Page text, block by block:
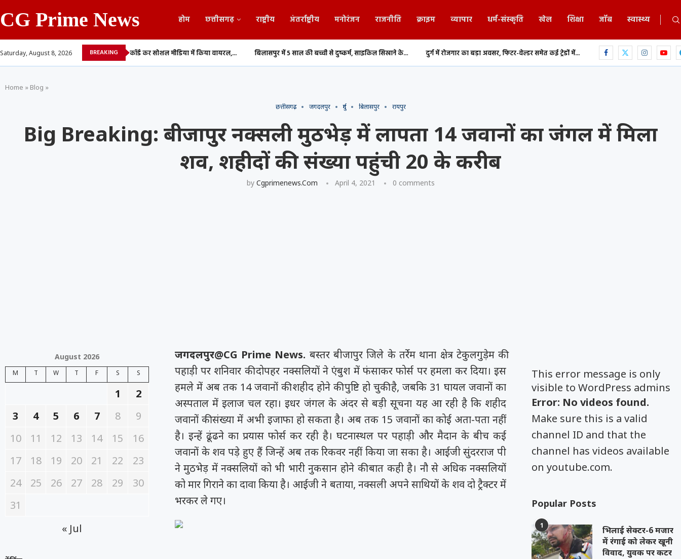
CG Prime News होम छत्तीसगढ़ राष्ट्रीय अंतर्राष्ट्रीय मनोरंजन राजनीति क्राइम व्यापार धर्म-संस्कृति खेल शिक्षा जॉब स्वास्थ्य
Saturday, August 8, 2026 BREAKING
युवती की अश्लील वीडियो रिकॉर्ड कर सोशल मीडिया में किया वायरल,... बिलासपुर में 5 साल की बच्ची से दुष्कर्म, साइकिल सिखाने के... दुर्ग में रोजगार का बड़ा अवसर, फिटर-वेल्डर समेत कई ट्रेडों में... छत्तीसगढ़ में MBBS-BDS काउंसिलिंग का शेड्यूल
Home » Blog »
छत्तीसगढ़ जगदलपुर दुर्ग बिलासपुर रायपुर
Big Breaking: बीजापुर नक्सली मुठभेड़ में लापता 14 जवानों का जंगल में मिला
शव, शहीदों की संख्या पहुंची 20 के करीब
by Cgprimenews.com April 4, 2021 0 comments
जगदलपुर@CG Prime News. बस्तर बीजापुर जिले के तर्रेम थाना क्षेत्र टेकुलगुड़ेम की
पहाड़ी पर शनिवार की दोपहर नक्सलियों ने एंबुश में फंसाकर फोर्स पर हमला कर दिया। इस
हमले में अब तक 14 जवानों की शहीद होने की पुष्टि हो चुकी है, जबकि 31 घायल जवानों का
अस्पताल में इलाज चल रहा। इधर जंगल के अंदर से बड़ी सूचना यह आ रही है कि शहीद
जवानों की संख्या में अभी इजाफा हो सकता है। अब तक 15 जवानों का कोई अता-पता नहीं
है। इन्हें ढूंढने का प्रयास फोर्स कर रही है। घटनास्थल पर पहाड़ी और मैदान के बीच कई
जवानों के शव पड़े हुए हैं जिन्हें अब तक रिकवर नहीं किया जा सका है। आईजी सुंदरराज पी
ने मुठभेड़ में नक्सलियों को भी भारी नुकसान होने की बात कही है। नौ से अधिक नक्सलियों
को मार गिराने का दावा किया है। आईजी ने बताया, नक्सली अपने साथियों के शव दो ट्रैक्टर में
भरकर ले गए।
This error message is only
visible to WordPress admins
Error: No videos found.
Make sure this is a valid
channel ID and that the
channel has videos available
on youtube.com.
Popular Posts
1
भिलाई सेक्टर-6 मजार
में रंगाई को लेकर खूनी
विवाद, युवक पर कटर
August 2026
M T W T F S S
1
2
3
4 5 6 7 8
9
10
11 12 13 14 15
16
17
18 19 20 21 22
23
24
25 26 27 28 29
30
31
« Jul